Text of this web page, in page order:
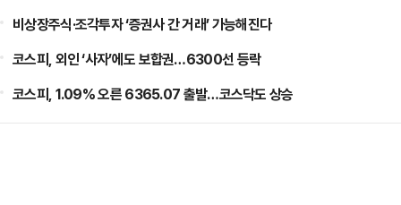
비상장주식·조각투자 ‘증권사 간 거래’ 가능해진다
코스피, 외인 ‘사자’에도 보합권…6300선 등락
코스피, 1.09% 오른 6365.07 출발…코스닥도 상승